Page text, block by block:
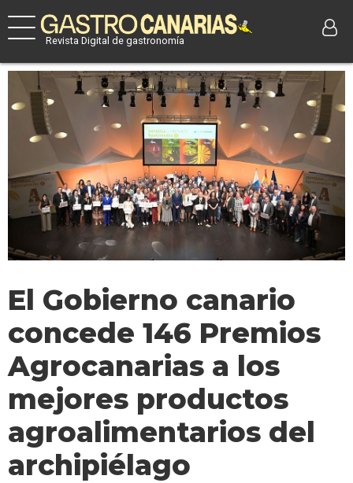
Revista Digital de gastronomía
El Gobierno canario
concede 146 Premios
Agrocanarias a los
mejores productos
agroalimentarios del
archipiélago